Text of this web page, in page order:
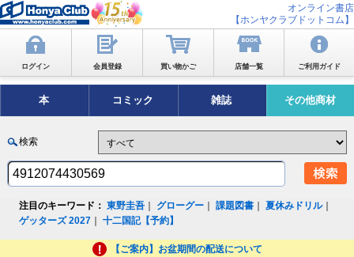
オンライン書店
【ホンヤクラブドットコム】
ログイン 会員登録 買い物かご 店舗一覧 ご利用ガイド
本 コミック 雑誌 その他商材
検索
注目のキーワード： 東野圭吾 グローグー ｜課題図書 ｜夏休みドリル｜
ゲッターズ 2027 ｜十二国記【予約】
【ご案内】お盆期間の配送について